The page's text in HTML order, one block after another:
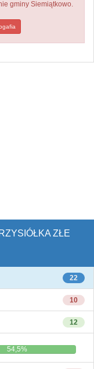
gminy Siemiątkowo.
ZŁE
22
10
12
54,5%